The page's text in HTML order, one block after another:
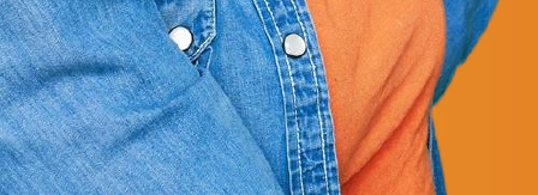
Jornada do Colaborador
Na Firjan, cultura, pessoas e negócio se conectam.